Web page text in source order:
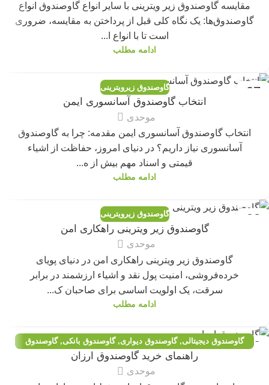
مقایسه گاوصندوق زیر ویترینی با سایر انواع گاوصندوق انواع
گاوصندوق‌ها: یک نگاه کلی قبل از پرداختن به مقایسه، ضروری
است تا با انواع ا...
ادامه مطلب
07 گاوصندوق زیرویترینی
انتخاب گاوصندوق آسانسوری ایمن
موحدی
انتخاب گاوصندوق آسانسوری ایمن مقدمه: چرا به گاوصندوق
آسانسوری نیاز داریم؟ در دنیای امروز، حفاظت از اشیاء
قیمتی و اسناد مهم بیش از ه...
ادامه مطلب
02 گاوصندوق زیرویترینی
گاوصندوق زیر ویترینی راهکاری امن
موحدی
گاوصندوق زیر ویترینی راهکاری امن در دنیای پویای
خرده‌فروشی، امنیت پول نقد و اشیاء ارزشمند در برابر
سرقت، یک اولویت اساسی برای صاحبان ک...
ادامه مطلب
30 گاوصندوق دیجیتالی,گاوصندوق دیواری,گاوصندوق بانکی,گاوصندوق
گاوصندوق خانگی ,گاوصندوق خانگی و هتلی ,گاوصندوق خرم
گاوصندوق سفارشی
راهنمای خرید گاوصندوق ارزان
موحدی